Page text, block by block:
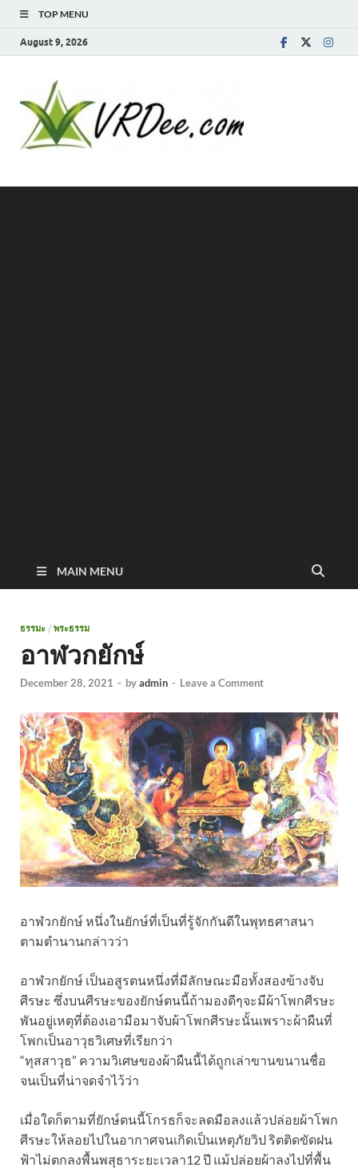
TOP MENU
August 9, 2026
MAIN MENU
ธรรมะ / พระธรรม
อาฬวกยักษ์
December 28, 2021 - byadmin - Leave a Comment
อาฬวกยักษ์ หนึ่งในยักษ์ที่เป็นที่รู้จักกันดีในพุทธศาสนา
ตามตำนานกล่าวว่า
อาฬวกยักษ์ เป็นอสูรตนหนึ่งที่มีลักษณะมือทั้งสองข้างจับ
ศีรษะ ซึ่งบนศีรษะของยักษ์ตนนี้ถ้ามองดีๆจะมีผ้าโพกศีรษะ
พันอยู่เหตุที่ต้องเอามือมาจับผ้าโพกศีรษะนั้นเพราะผ้าผืนที่
โพกเป็นอาวุธวิเศษที่เรียกว่า
“ทุสสาวุธ” ความวิเศษของผ้าผืนนี้ได้ถูกเล่าขานขนานชื่อ
จนเป็นที่น่าจดจำไว้ว่า
เมื่อใดก็ตามที่ยักษ์ตนนี้โกรธก็จะลดมือลงแล้วปล่อยผ้าโพก
ศีรษะให้ลอยไปในอากาศจนเกิดเป็นเหตุภัยวิป ริตติดขัดฝน
ฟ้าไม่ตกลงพื้นพสุธาระยะเวลา12 ปี แม้ปล่อยผ้าลงไปที่พื้น